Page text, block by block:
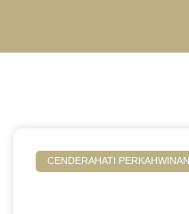
CENDERAHATI PERKAHWINAN